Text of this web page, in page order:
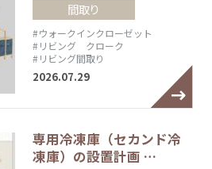
間取り
#ウォークインクローゼット
#リビング クローク
#リビング間取り
2026.07.29
専用冷凍庫（セカンド冷
凍庫）の設置計画 …